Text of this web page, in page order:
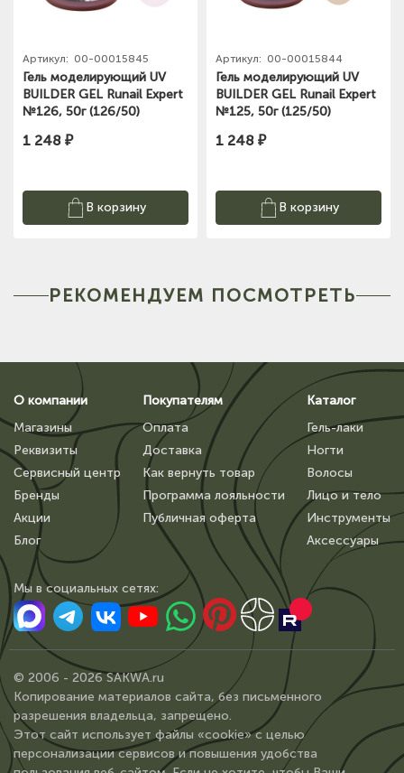
Артикул: 00-00015845
Гель моделирующий UV
BUILDER GEL Runail Expert
№126, 50г (126/50)
1 248 ₽
В корзину
Артикул: 00-00015844
Гель моделирующий UV
BUILDER GEL Runail Expert
№125, 50г (125/50)
1 248 ₽
В корзину
РЕКОМЕНДУЕМ ПОСМОТРЕТЬ
О компании
Магазины
Реквизиты
Сервисный центр
Бренды
Акции
Блог
Покупателям
Оплата
Доставка
Как вернуть товар
Программа лояльности
Публичная оферта
Каталог
Гель-лаки
Ногти
Волосы
Лицо и тело
Инструменты
Аксессуары
Мы в сoциальных сетях:
© 2006 - 2026 SAKWA.ru
Копирование материалов сайта, без письменного
разрешения владельца, запрещено.
Этот сайт использует файлы «cookie» с целью
персонализации сервисов и повышения удобства